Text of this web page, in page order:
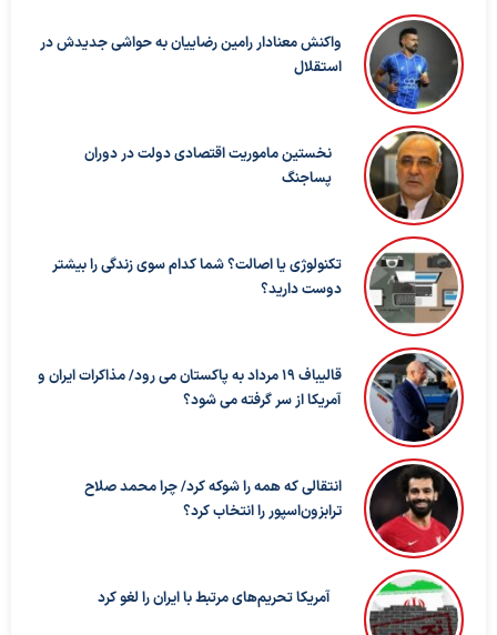
واکنش معنادار رامین رضاییان به حواشی جدیدش در
استقلال
نخستین ماموریت اقتصادی دولت در دوران
پساجنگ
تکنولوژی یا اصالت؟ شما کدام سوی زندگی را بیشتر
دوست دارید؟
قالیباف ۱۹ مرداد به پاکستان می رود/ مذاکرات ایران و
آمریکا از سر گرفته می شود؟
انتقالی که همه را شوکه کرد/ چرا محمد صلاح
ترابزون‌اسپور را انتخاب کرد؟
آمریکا تحریم‌های مرتبط با ایران را لغو کرد